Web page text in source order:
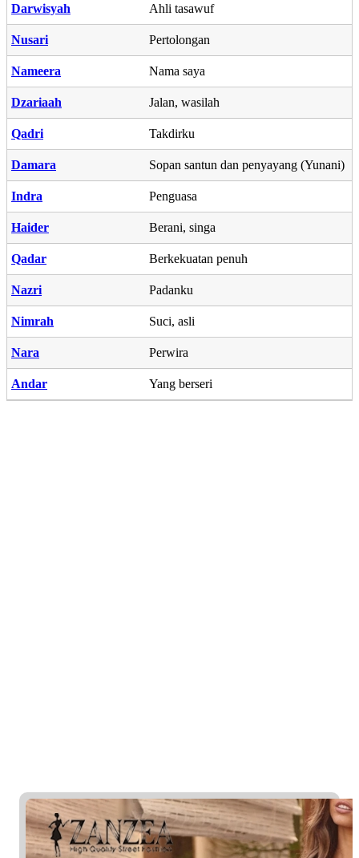
Darwisyah Ahli tasawuf
Nusari Pertolongan
Nameera Nama saya
Dzariaah Jalan, wasilah
Qadri Takdirku
Damara Sopan santun dan penyayang (Yunani)
Indra Penguasa
Haider Berani, singa
Qadar Berkekuatan penuh
Nazri Padanku
Nimrah Suci, asli
Nara Perwira
Andar Yang berseri